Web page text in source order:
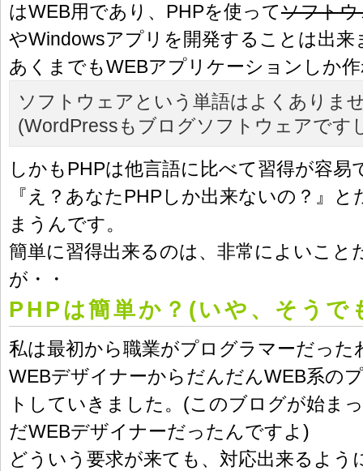
はWEB用であり、PHPを使ってソフト
やWindowsアプリを開発することは出来
あくまでもWEBアプリケーションしか
ソフトウェアという単語はよくありま
(WordPressもブログソフトウェアです
しかもPHPは他言語に比べて習得が容易
『え？あなたPHPしか出来ないの？』
まうんです。
簡単に習得出来るのは、非常によいこと
が・・
PHPは簡単か？(いや、そうで
私は最初から職業がプログラマーだった
WEBデザイナーからだんだんWEB系の
トしていきました。(このブログが始ま
だWEBデザイナーだったんですよ)
どういう要求が来ても、対応出来るよう